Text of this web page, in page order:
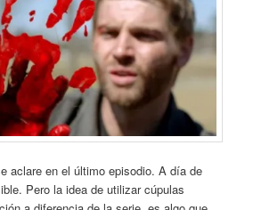
aclare en el último episodio. A día de
Pero la idea de utilizar cúpulas